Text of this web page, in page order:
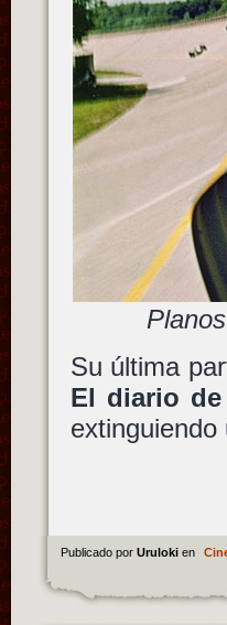
Su última
El diario de
Publicado por Uruloki en